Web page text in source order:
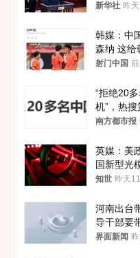
新华社 昨
韩媒：中
森纳 这给
警钟
射门中国
“拒绝20
机”，热搜
方道歉
南方都市报
英媒：美
国新型光
知世 昨天
河南出台
导干部要
员应休尽
界面新闻